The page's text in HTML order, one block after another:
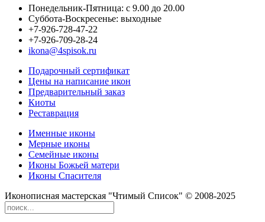
Понедельник-Пятница: с 9.00 до 20.00
Суббота-Воскресенье: выходные
+7-926-728-47-22
+7-926-709-28-24
ikona@4spisok.ru
Подарочный сертификат
Цены на написание икон
Предварительный заказ
Киоты
Реставрация
Именные иконы
Мерные иконы
Семейные иконы
Иконы Божьей матери
Иконы Спасителя
Иконописная мастерская "Чтимый Список" © 2008-2025